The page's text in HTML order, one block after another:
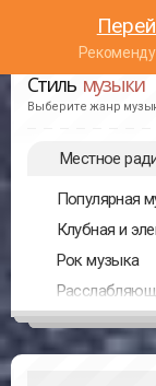
Стиль музыки
Выберите жанр
Местное
Популярная
Клубная и
Рок музыка